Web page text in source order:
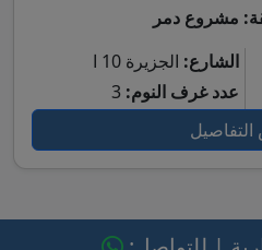
مشروع دمر
الشارع: الجزيرة 10 ا
عدد غرف النوم: